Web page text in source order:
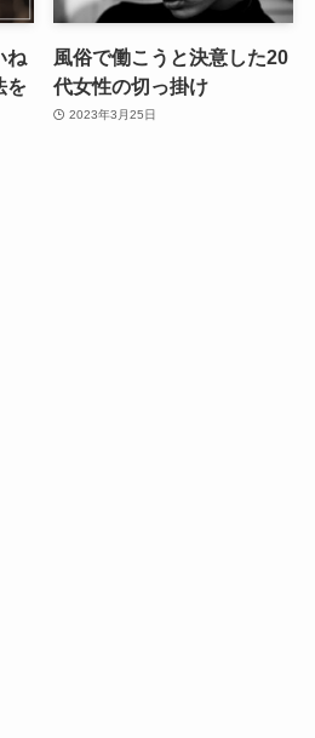
ね
を
風俗で働こうと決意した20
代女性の切っ掛け
2023年3月25日